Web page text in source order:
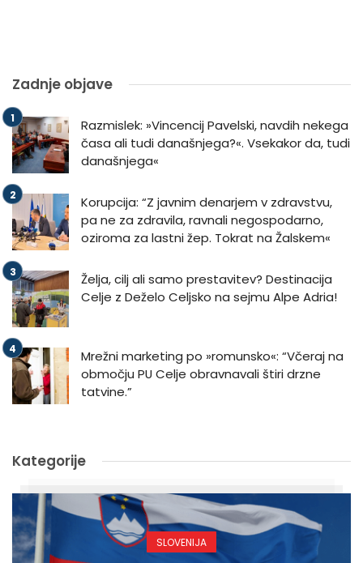
Zadnje objave
Razmislek: »Vincencij Pavelski, navdih nekega
časa ali tudi današnjega?«. Vsekakor da, tudi
današnjega«
Korupcija: “Z javnim denarjem v zdravstvu,
pa ne za zdravila, ravnali negospodarno,
oziroma za lastni žep. Tokrat na Žalskem«
Želja, cilj ali samo prestavitev? Destinacija
Celje z Deželo Celjsko na sejmu Alpe Adria!
Mrežni marketing po »romunsko«: “Včeraj na
območju PU Celje obravnavali štiri drzne
tatvine.”
Kategorije
SLOVENIJA